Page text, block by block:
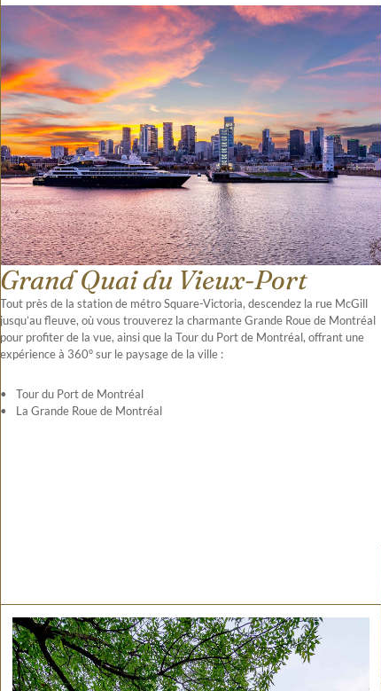
Grand Quai du Vieux-Port
Tout près de la station de métro Square-Victoria, descendez la rue McGill
jusqu’au fleuve, où vous trouverez la charmante Grande Roue de Montréal
pour profiter de la vue, ainsi que la Tour du Port de Montréal, offrant une
expérience à 360° sur le paysage de la ville :
Tour du Port de Montréal
La Grande Roue de Montréal